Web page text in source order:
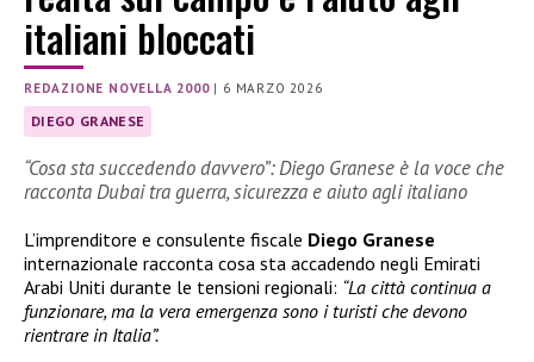
italiani bloccati
REDAZIONE NOVELLA 2000| 6 MARZO 2026
DIEGO GRANESE
“Cosa sta succedendo davvero”: Diego Granese è la voce che
racconta Dubai tra guerra, sicurezza e aiuto agli italiano
L’imprenditore e consulente fiscale Diego Granese
internazionale racconta cosa sta accadendo negli Emirati
Arabi Uniti durante le tensioni regionali: “La città continua a
funzionare, ma la vera emergenza sono i turisti che devono
rientrare in Italia”.